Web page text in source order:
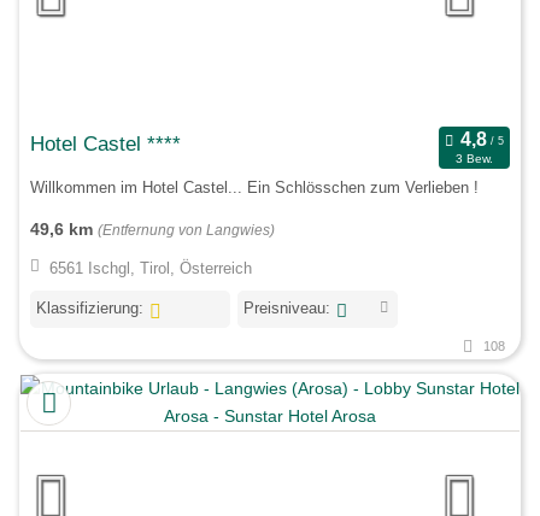
Hotel Castel ****
3 Bew.
Willkommen im Hotel Castel... Ein Schlösschen zum Verlieben !
49,6 km (Entfernung von Langwies)
6561 Ischgl, Tirol, Österreich
Klassifizierung: Preisniveau:
108